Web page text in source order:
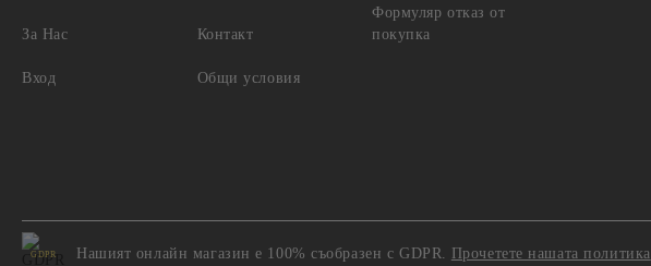
За Нас
Вход
Контакт
Общи условия
Формуляр отказ от
покупка
GDPR Нашият онлайн магазин е 100% съобразен с GDPR. Прочетете нашата политика